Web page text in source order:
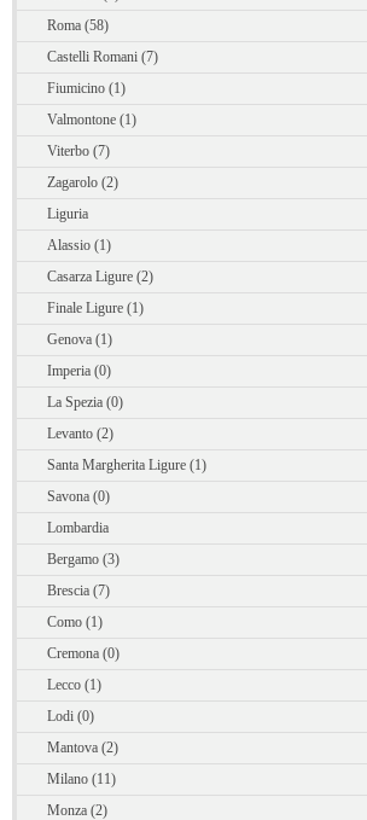
Roma (58)
Castelli Romani (7)
Fiumicino (1)
Valmontone (1)
Viterbo (7)
Zagarolo (2)
Liguria
Alassio (1)
Casarza Ligure (2)
Finale Ligure (1)
Genova (1)
Imperia (0)
La Spezia (0)
Levanto (2)
Santa Margherita Ligure (1)
Savona (0)
Lombardia
Bergamo (3)
Brescia (7)
Como (1)
Cremona (0)
Lecco (1)
Lodi (0)
Mantova (2)
Milano (11)
Monza (2)